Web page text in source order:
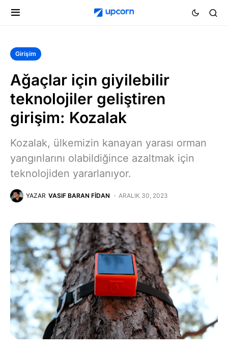
Girişim
Ağaçlar için giyilebilir
teknolojiler geliştiren
girişim: Kozalak
Kozalak, ülkemizin kanayan yarası orman
yangınlarını olabildiğince azaltmak için
teknolojiden yararlanıyor.
YAZAR VASIF BARAN FIDAN ARALIK 30, 2023